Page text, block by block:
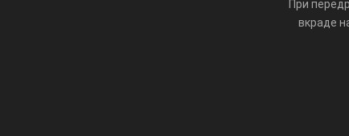
При
вкраде